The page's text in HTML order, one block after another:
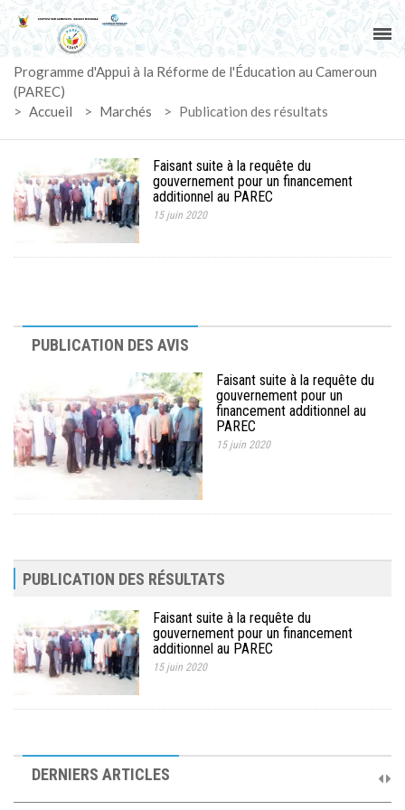
ACCUEIL
PAREC
ACTUALITÉS
LE CG
ACTIVITÉS
MÉDIA
LANGUES
Programme d'Appui à la Réforme de l'Éducation au Cameroun
(PAREC)
> Accueil > Marchés > Publication des résultats
Faisant suite à la requête du
gouvernement pour un financement
additionnel au PAREC
15 juin 2020
PUBLICATION DES AVIS
Faisant suite à la requête du
gouvernement pour un
financement additionnel au
PAREC
15 juin 2020
PUBLICATION DES RÉSULTATS
Faisant suite à la requête du
gouvernement pour un financement
additionnel au PAREC
15 juin 2020
DERNIERS ARTICLES
19 septembre 2025